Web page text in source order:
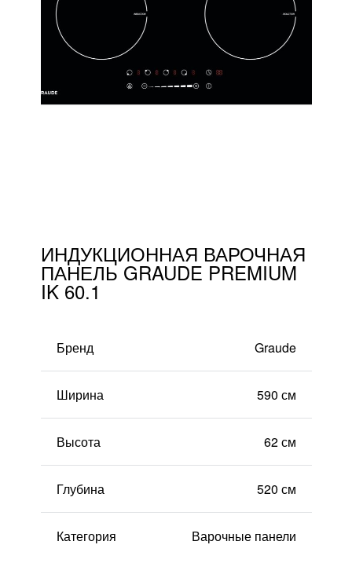
FAQ
Доставка и оплата
Контакты
Акции
Москва, Бутово,ул. Бартеневская, 12, п.7
info@truekuhni.ru
8 (495) 032-53-03
ИНДУКЦИОННАЯ ВАРОЧНАЯ
ПАНЕЛЬ GRAUDE PREMIUM
IK 60.1
Бренд Graude
Ширина 590 см
Высота 62 см
Глубина 520 см
Категория Варочные панели